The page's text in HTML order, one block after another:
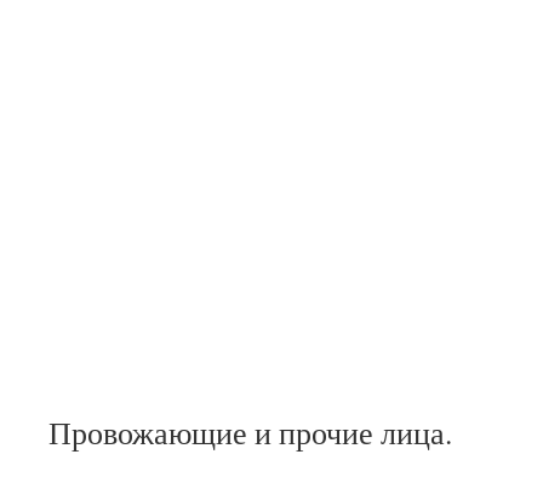
Провожающие и прочие лица.